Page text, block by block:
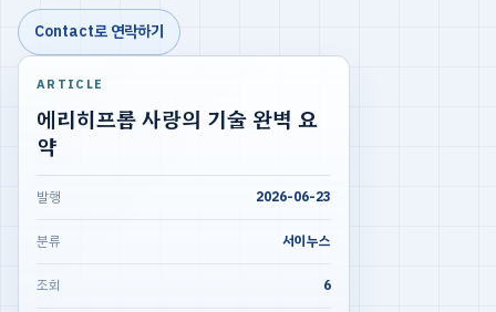
Contact로 연락하기
ARTICLE
에리히프롬 사랑의 기술 완벽 요
약
발행 2026-06-23
분류 서이누스
조회 6